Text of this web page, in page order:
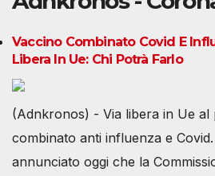
Vaccino Combinato Covid E
Libera In Ue: Chi Potrà Farlo
(Adnkronos) - Via libera in Ue al
combinato anti influenza e
annunciato oggi che la